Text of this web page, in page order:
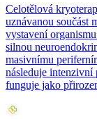
Celotělová
uznávanou součást
vystavení
silnou
masivnímu
následuje intenzivní
funguje jako